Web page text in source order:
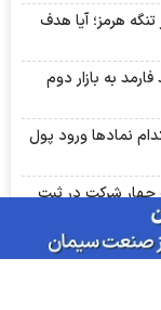
گشایش در تنگه هرمز؛ آیا هدف
به بازار دوم
بورس چهارشنبه ۱۴ مردادماه ۱۴۰۵ | کدام نماد‌ها ورود پول
تیر ۱۴۰۵ | موفقیت چهار شرکت در ثبت
«سیان» از ۱۸ مرداد | جزئیات یازدهمین